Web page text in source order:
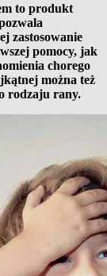
to produkt
zastosowanie
pomocy, jak
chorego
można też
rodzaju rany.